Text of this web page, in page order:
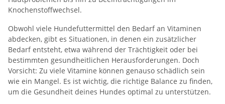
Knochenstoffwechsel.
Obwohl viele Hundefuttermittel den Bedarf an Vitaminen
abdecken, gibt es Situationen, in denen ein zusätzlicher
Bedarf entsteht, etwa während der Trächtigkeit oder bei
bestimmten gesundheitlichen Herausforderungen. Doch
Vorsicht: Zu viele Vitamine können genauso schädlich sein
wie ein Mangel. Es ist wichtig, die richtige Balance zu finden,
um die Gesundheit deines Hundes optimal zu unterstützen.